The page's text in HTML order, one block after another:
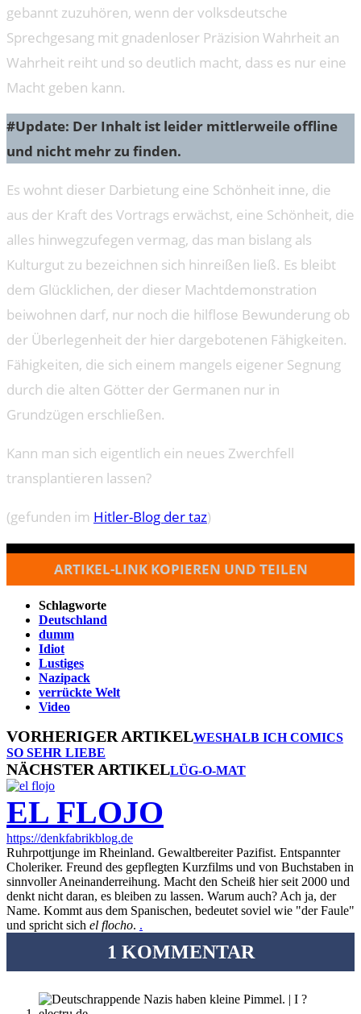
gebannt zuzuhören, wenn der volksdeutsche
Sprechgesang mit gnadenloser Präzision Wahrheit an
Wahrheit reiht und so deutlich macht, dass es nur eine
Macht geben kann.
#Update: Der Inhalt ist leider mittlerweile offline
und nicht mehr zu finden.
Es wohnt dieser Darbietung eine Schönheit inne, die
aus der Kraft des Vortrags erwächst, eine Schönheit, die
alles hinwegzufegen vermag, das man bislang als
Kulturgut zu bezeichnen sich hinreißen ließ. Es bleibt
dem Glücklichen, der dieser Machtdemonstration
beiwohnen darf, nur noch die hilflose Bewunderung ob
der Überlegenheit der hier dargebotenen Fähigkeiten.
Fähigkeiten, die sich einem mangels eigener Segnung
durch die alten Götter der Germanen nur in
Grundzügen erschließen.
Kann man sich eigentlich ein neues Zwerchfell
transplantieren lassen?
(gefunden im Hitler-Blog der taz)
ARTIKEL-LINK KOPIEREN UND TEILEN
Schlagworte
Deutschland
dumm
Idiot
Lustiges
Nazipack
verrückte Welt
Video
VORHERIGER ARTIKELWESHALB ICH COMICS
SO SEHR LIEBE
NÄCHSTER ARTIKELLÜG-O-MAT
EL FLOJO
https://denkfabrikblog.de
Ruhrpottjunge im Rheinland. Gewaltbereiter Pazifist. Entspannter
Choleriker. Freund des gepflegten Kurzfilms und von Buchstaben in
sinnvoller Aneinanderreihung. Macht den Scheiß hier seit 2000 und
denkt nicht daran, es bleiben zu lassen. Warum auch? Ach ja, der
Name. Kommt aus dem Spanischen, bedeutet soviel wie "der Faule"
und spricht sich el flocho. .
1 KOMMENTAR